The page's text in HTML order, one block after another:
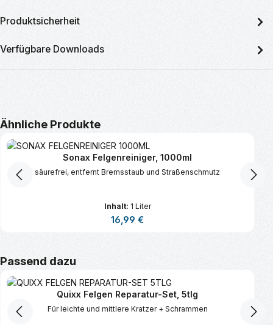
Produktsicherheit
Verfügbare Downloads
Produktgalerie überspringen
Ähnliche Produkte
Sonax Felgenreiniger, 1000ml
säurefrei, entfernt Bremsstaub und Straßenschmutz
Inhalt: 1 Liter
Regulärer Preis:
16,99 €
Produktgalerie überspringen
Passend dazu
Quixx Felgen Reparatur-Set, 5tlg
Für leichte und mittlere Kratzer + Schrammen